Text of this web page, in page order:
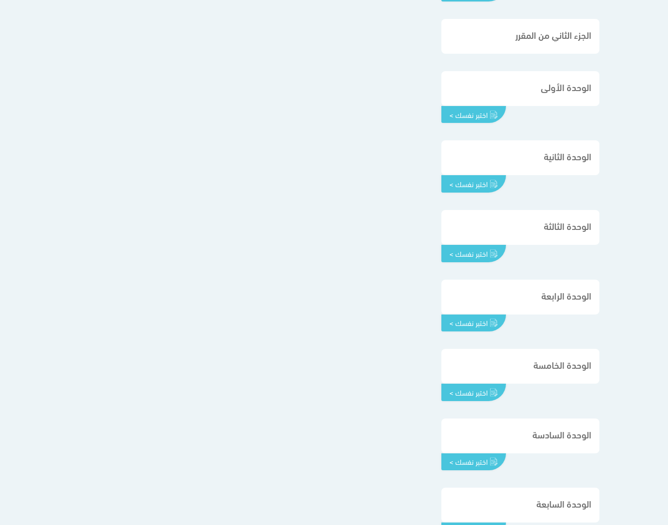
الجزء الثاني من المقرر
الوحدة الأولى
اختبر نفسك >
الوحدة الثانية
اختبر نفسك >
الوحدة الثالثة
اختبر نفسك >
الوحدة الرابعة
اختبر نفسك >
الوحدة الخامسة
اختبر نفسك >
الوحدة السادسة
اختبر نفسك >
الوحدة السابعة